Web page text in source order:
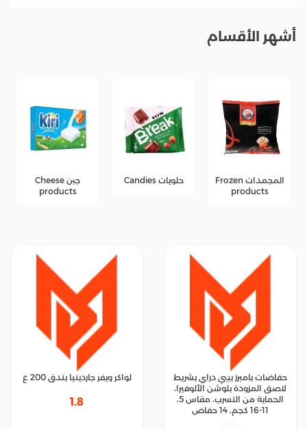
أشهر الأقسام
المجمدات Frozen
products
حلويات Candies
جبن Cheese
products
حفاضات بامبرز بيبي دراي بشريط
لاصق المزودة بلوشن الألوفيرا،
الحماية من التسرب، مقاس 5،
11-16 كجم، 14 حفاض
لواكر ويفر جاردينيا بندق 200 غ
1.8